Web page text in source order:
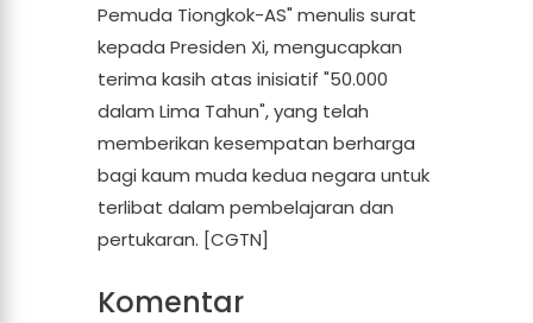
Pemuda Tiongkok-AS" menulis surat
kepada Presiden Xi, mengucapkan
terima kasih atas inisiatif "50.000
dalam Lima Tahun", yang telah
memberikan kesempatan berharga
bagi kaum muda kedua negara untuk
terlibat dalam pembelajaran dan
pertukaran. [CGTN]
Komentar